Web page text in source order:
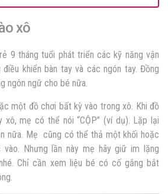
xô
9 tháng tuổi phát triển các kỹ năng vận
khiển bàn tay và các ngón tay. Đồng
ngôn ngữ cho bé nữa.
một đồ chơi bất kỳ vào trong xô. Khi đồ
xô, mẹ có thể nói “CỘP” (ví dụ). Lặp lại
nữa. Mẹ cũng có thể thả một khối hoặc
Nhưng lần này mẹ hãy giữ im lặng
Chỉ cần xem liệu bé có cố gắng bắt